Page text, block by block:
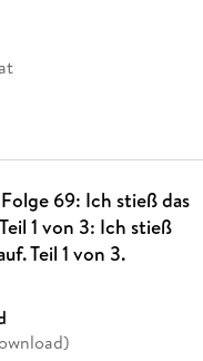
69: Ich stieß das
1 von 3: Ich stieß
Teil 1 von 3.